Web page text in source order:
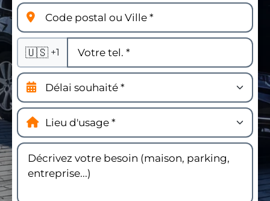
🇺🇸 +1